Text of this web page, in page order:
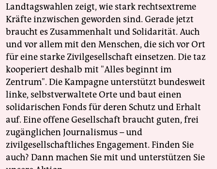
Landtagswahlen zeigt, wie stark rechtsextreme
Kräfte inzwischen geworden sind. Gerade jetzt
braucht es Zusammenhalt und Solidarität. Auch
und vor allem mit den Menschen, die sich vor Ort
für eine starke Zivilgesellschaft einsetzen. Die taz
kooperiert deshalb mit "Alles beginnt im
Zentrum". Die Kampagne unterstützt bundesweit
linke, selbstverwaltete Orte und baut einen
solidarischen Fonds für deren Schutz und Erhalt
auf. Eine offene Gesellschaft braucht guten, frei
zugänglichen Journalismus – und
zivilgesellschaftliches Engagement. Finden Sie
auch? Dann machen Sie mit und unterstützen Sie